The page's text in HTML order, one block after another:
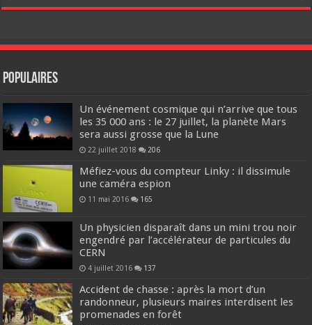
Populaires
Un événement cosmique qui n’arrive que tous
les 35 000 ans : le 27 juillet, la planète Mars
sera aussi grosse que la Lune
22 juillet 2018 206
Méfiez-vous du compteur Linky : il dissimule
une caméra espion
11 mai 2016 165
Un physicien disparaît dans un mini trou noir
engendré par l’accélérateur de particules du
CERN
4 juillet 2016 137
Accident de chasse : après la mort d’un
randonneur, plusieurs maires interdisent les
promenades en forêt